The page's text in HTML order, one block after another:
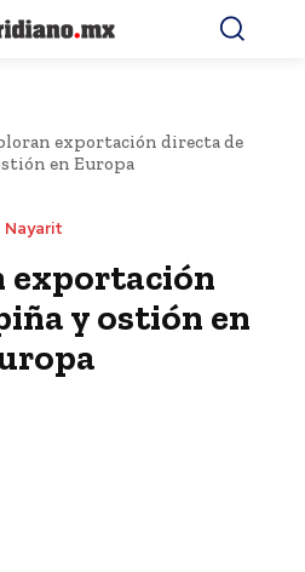
exportación directa de
en Europa
Nayarit
exportación
y ostión en